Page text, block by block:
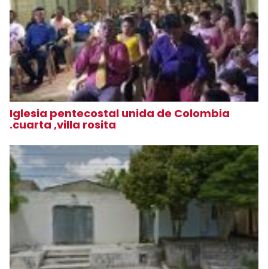
Iglesia pentecostal unida de Colombia
.cuarta ,villa rosita